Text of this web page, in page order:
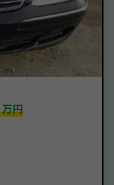
万円